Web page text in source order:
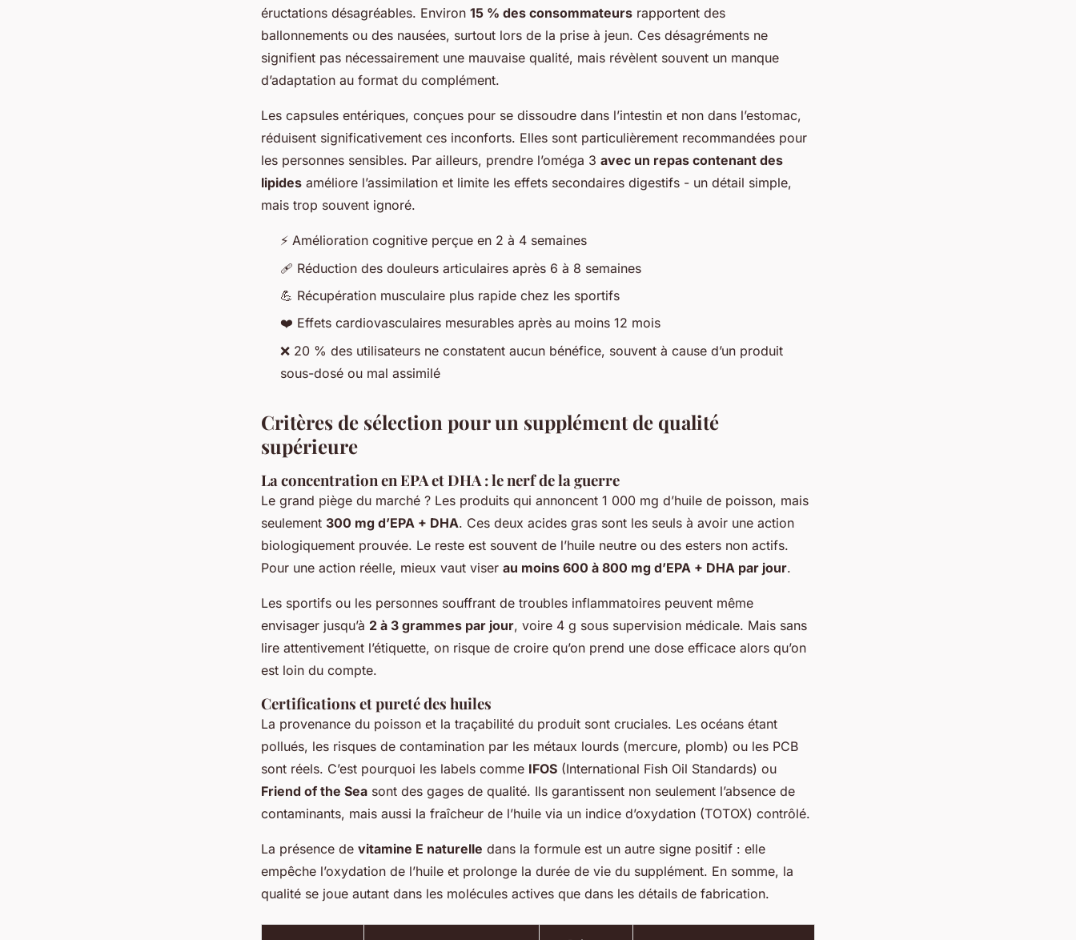
éructations désagréables. Environ 15 % des consommateurs rapportent des
ballonnements ou des nausées, surtout lors de la prise à jeun. Ces désagréments ne
signifient pas nécessairement une mauvaise qualité, mais révèlent souvent un manque
d’adaptation au format du complément.
Les capsules entériques, conçues pour se dissoudre dans l’intestin et non dans l’estomac,
réduisent significativement ces inconforts. Elles sont particulièrement recommandées pour
les personnes sensibles. Par ailleurs, prendre l’oméga 3 avec un repas contenant des
lipides améliore l’assimilation et limite les effets secondaires digestifs - un détail simple,
mais trop souvent ignoré.
⚡ Amélioration cognitive perçue en 2 à 4 semaines
🩹 Réduction des douleurs articulaires après 6 à 8 semaines
💪 Récupération musculaire plus rapide chez les sportifs
❤️ Effets cardiovasculaires mesurables après au moins 12 mois
❌ 20 % des utilisateurs ne constatent aucun bénéfice, souvent à cause d’un produit
sous-dosé ou mal assimilé
Critères de sélection pour un supplément de qualité
supérieure
La concentration en EPA et DHA : le nerf de la guerre
Le grand piège du marché ? Les produits qui annoncent 1 000 mg d’huile de poisson, mais
seulement 300 mg d’EPA + DHA. Ces deux acides gras sont les seuls à avoir une action
biologiquement prouvée. Le reste est souvent de l’huile neutre ou des esters non actifs.
Pour une action réelle, mieux vaut viser au moins 600 à 800 mg d’EPA + DHA par jour.
Les sportifs ou les personnes souffrant de troubles inflammatoires peuvent même
envisager jusqu’à 2 à 3 grammes par jour, voire 4 g sous supervision médicale. Mais sans
lire attentivement l’étiquette, on risque de croire qu’on prend une dose efficace alors qu’on
est loin du compte.
Certifications et pureté des huiles
La provenance du poisson et la traçabilité du produit sont cruciales. Les océans étant
pollués, les risques de contamination par les métaux lourds (mercure, plomb) ou les PCB
sont réels. C’est pourquoi les labels comme IFOS (International Fish Oil Standards) ou
Friend of the Sea sont des gages de qualité. Ils garantissent non seulement l’absence de
contaminants, mais aussi la fraîcheur de l’huile via un indice d’oxydation (TOTOX) contrôlé.
La présence de vitamine E naturelle dans la formule est un autre signe positif : elle
empêche l’oxydation de l’huile et prolonge la durée de vie du supplément. En somme, la
qualité se joue autant dans les molécules actives que dans les détails de fabrication.